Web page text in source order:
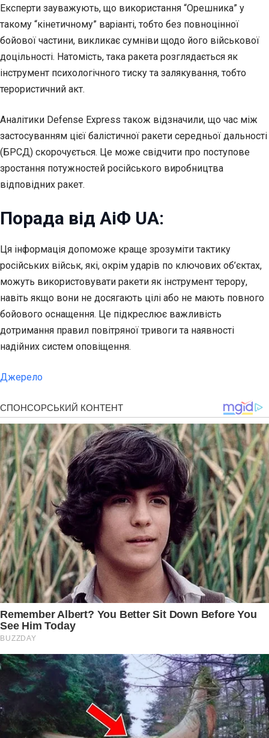
Експерти зауважують, що використання “Орешника” у
такому “кінетичному” варіанті, тобто без повноцінної
бойової частини, викликає сумніви щодо його військової
доцільності. Натомість, така ракета розглядається як
інструмент психологічного тиску та залякування, тобто
терористичний акт.
Аналітики Defense Express також відзначили, що час між
застосуванням цієї балістичної ракети середньої дальності
(БРСД) скорочується. Це може свідчити про поступове
зростання потужностей російського виробництва
відповідних ракет.
Порада від АіФ UA:
Ця інформація допоможе краще зрозуміти тактику
російських військ, які, окрім ударів по ключових об’єктах,
можуть використовувати ракети як інструмент терору,
навіть якщо вони не досягають цілі або не мають повного
бойового оснащення. Це підкреслює важливість
дотримання правил повітряної тривоги та наявності
надійних систем оповіщення.
Джерело